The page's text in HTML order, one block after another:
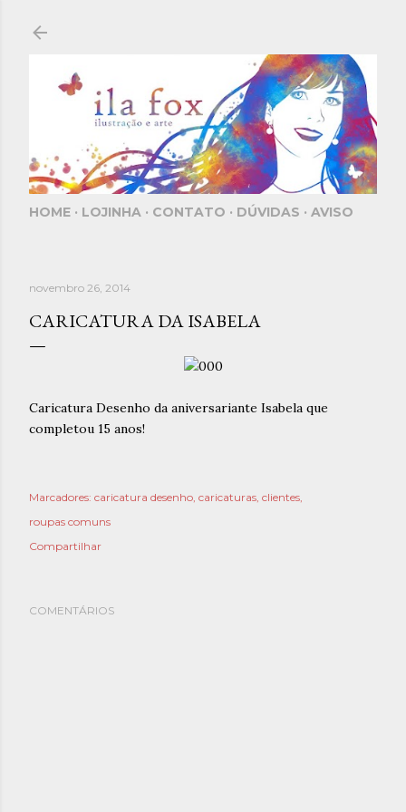
HOME LOJINHA CONTATO DÚVIDAS AVISO
novembro 26, 2014
CARICATURA DA ISABELA
Caricatura Desenho da aniversariante Isabela que
completou 15 anos!
Marcadores: caricatura desenho caricaturas clientes
roupas comuns
Compartilhar
COMENTÁRIOS